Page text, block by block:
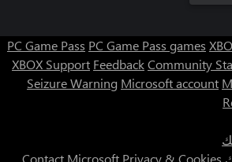
PC Game Pass PC Game Pass games
XBOX Support FeedbackCommunity
Seizure Warning Microsoft account
Contact Microsoft Privacy & Cookies